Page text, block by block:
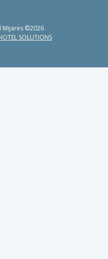
Mijares ©2026
SOLUTIONS